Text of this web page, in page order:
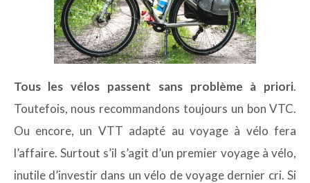
Tous les vélos passent sans problème à priori.
Toutefois, nous recommandons toujours un bon VTC.
Ou encore, un VTT adapté au voyage à vélo fera
l’affaire. Surtout s’il s’agit d’un premier voyage à vélo,
inutile d’investir dans un vélo de voyage dernier cri. Si